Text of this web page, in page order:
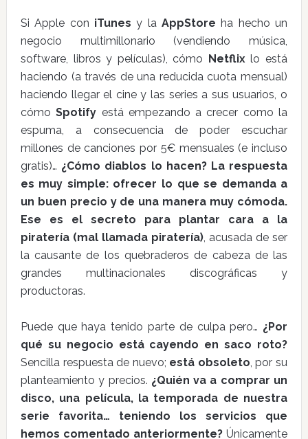
Si Apple con iTunesy laAppStore ha hecho un
negocio multimillonario (vendiendo música,
software, libros y películas), cómo Netflixlo está
haciendo (a través de una reducida cuota mensual)
haciendo llegar el cine y las series a sus usuarios, o
cómoSpotify está empezando a crecer como la
espuma, a consecuencia de poder escuchar
millones de canciones por 5€ mensuales (e incluso
gratis)… ¿Cómo diablos lo hacen? La respuesta
es muy simple: ofrecer lo que se demanda a
un buen precio y de una manera muy cómoda.
Ese es el secreto para plantar cara a la
piratería (mal llamada piratería), acusada de ser
la causante de los quebraderos de cabeza de las
grandes multinacionales discográficas y
productoras.
Puede que haya tenido parte de culpa pero… ¿Por
qué su negocio está cayendo en saco roto?
Sencilla respuesta de nuevo; está obsoleto, por su
planteamiento y precios. ¿Quién va a comprar un
disco, una película, la temporada de nuestra
serie favorita… teniendo los servicios que
hemos comentado anteriormente? Únicamente